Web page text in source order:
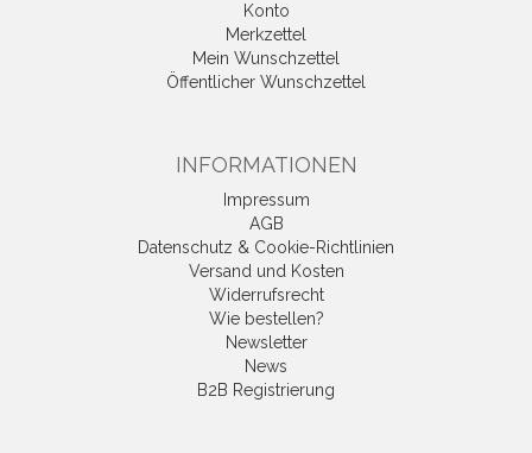
Konto
Merkzettel
Mein Wunschzettel
Öffentlicher Wunschzettel
INFORMATIONEN
Impressum
AGB
Datenschutz & Cookie-Richtlinien
Versand und Kosten
Widerrufsrecht
Wie bestellen?
Newsletter
News
B2B Registrierung